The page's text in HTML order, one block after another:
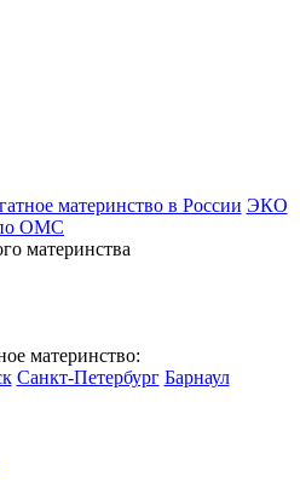
материнство в России ЭКО
ОМС
материнства
материнство:
Санкт-Петербург Барнаул